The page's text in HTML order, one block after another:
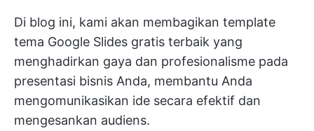
Di blog ini, kami akan membagikan template
tema Google Slides gratis terbaik yang
menghadirkan gaya dan profesionalisme pada
presentasi bisnis Anda, membantu Anda
mengomunikasikan ide secara efektif dan
mengesankan audiens.